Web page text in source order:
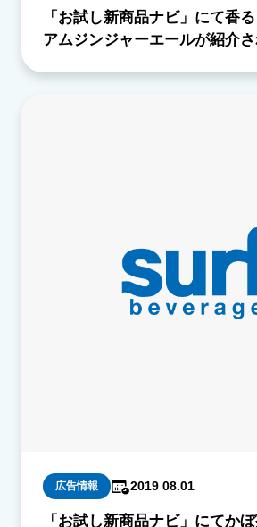
「お試し新商品ナビ」にて香
アムジンジャーエールが紹介さ
広告情報 2019 08.01
「お試し新商品ナビ」にてか